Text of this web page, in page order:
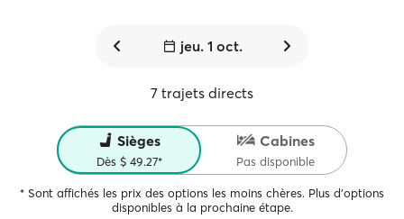
jeu. 1 oct.
7 trajets directs
Sièges
Dès $ 49.27*
Cabines
Pas disponible
* Sont affichés les prix des options les moins chères. Plus d'options
disponibles à la prochaine étape.